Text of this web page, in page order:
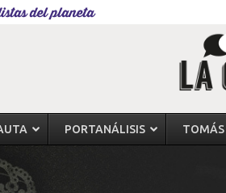
del planeta
PORTANÁLISIS TOMÁS